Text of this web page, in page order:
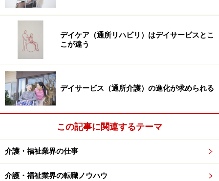
デイケア（通所リハビリ）はデイサービスとこ
こが違う
デイサービス（通所介護）の進化が求められる
この記事に関連するテーマ
介護・福祉業界の仕事
介護・福祉業界の転職ノウハウ